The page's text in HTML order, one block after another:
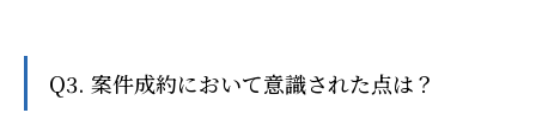
Q3. 案件成約において意識された点は？